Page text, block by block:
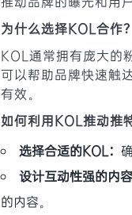
为什么选择KOL合作？
KOL通常拥有庞大的
可以帮助品牌快速触
有效。
如何利用KOL推动推
选择合适的KOL：
设计互动性强的内容
的内容。